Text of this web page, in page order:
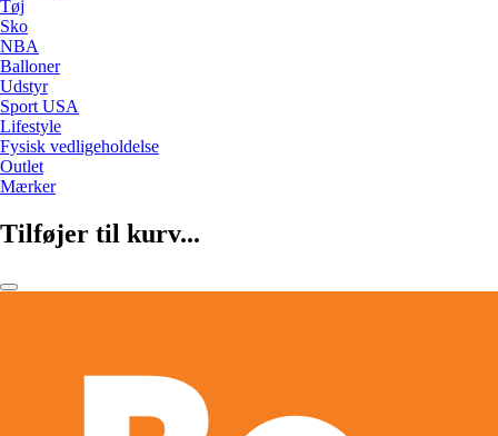
Tøj
Sko
NBA
Balloner
Udstyr
Sport USA
Lifestyle
Fysisk vedligeholdelse
Outlet
Mærker
Tilføjer til kurv...